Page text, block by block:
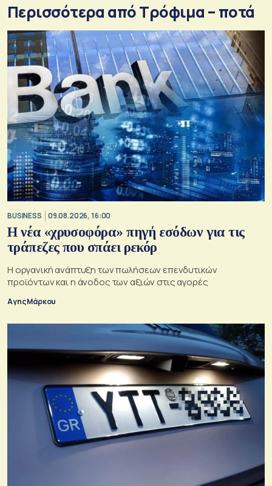
Περισσότερα από Τρόφιμα – ποτά
BUSINESS 09.08.2026, 16:00
Η νέα «χρυσοφόρα» πηγή εσόδων για τις
τράπεζες που σπάει ρεκόρ
Η οργανική ανάπτυξη των πωλήσεων επενδυτικών
προϊόντων και η άνοδος των αξιών στις αγορές
Αγης Μάρκου